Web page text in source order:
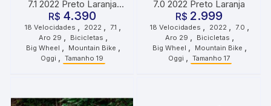
7.1 2022 Preto Laranja
Verde
R$ 4.390
18 Velocidades , 2022 , 7.1 ,
Aro 29 , Bicicletas ,
Big Wheel , Mountain Bike ,
Oggi , Tamanho 19
7.0 2022 Preto Laranja
R$ 2.999
18 Velocidades , 2022 , 7.0 ,
Aro 29 , Bicicletas ,
Big Wheel , Mountain Bike ,
Oggi , Tamanho 17